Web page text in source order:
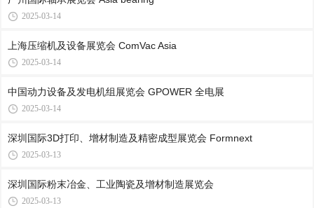
2025-03-14
上海压缩机及设备展览会 ComVac Asia
2025-03-14
中国动力设备及发电机组展览会 GPOWER 全电展
2025-03-14
深圳国际3D打印、增材制造及精密成型展览会 Formnext
2025-03-13
深圳国际粉末冶金、工业陶瓷及增材制造展览会
2025-03-13